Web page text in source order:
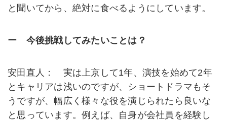
と聞いてから、絶対に食べるようにしています。
ー 今後挑戦してみたいことは？
安田直人： 実は上京して1年、演技を始めて2年
とキャリアは浅いのですが、ショートドラマもそ
うですが、幅広く様々な役を演じられたら良いな
と思っています。例えば、自身が会社員を経験し